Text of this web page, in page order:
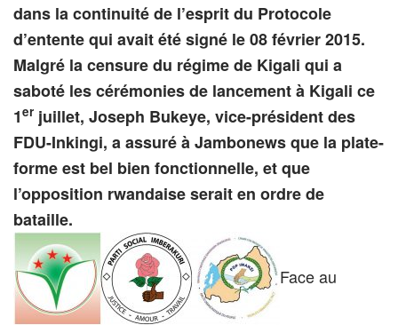
dans la continuité de l’espritdu Protocole
d’entente qui avait été signé le 08 février 2015.
Malgré la censure du régime de Kigali qui a
saboté les cérémonies de lancement à Kigali ce
1er juillet, Joseph Bukeye, vice-président des
FDU-Inkingi, a assuré à Jambonews que la plate-
forme est bel bien fonctionnelle, et que
l’opposition rwandaise serait en ordre de
bataille.
Face au